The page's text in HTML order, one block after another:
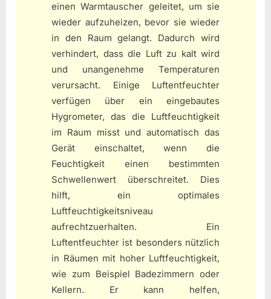
einen Warmtauscher geleitet, um sie
wieder aufzuheizen, bevor sie wieder
in den Raum gelangt. Dadurch wird
verhindert, dass die Luft zu kalt wird
und unangenehme Temperaturen
verursacht. Einige Luftentfeuchter
verfügen über ein eingebautes
Hygrometer, das die Luftfeuchtigkeit
im Raum misst und automatisch das
Gerät einschaltet, wenn die
Feuchtigkeit einen bestimmten
Schwellenwert überschreitet. Dies
hilft, ein optimales
Luftfeuchtigkeitsniveau
aufrechtzuerhalten. Ein
Luftentfeuchter ist besonders nützlich
in Räumen mit hoher Luftfeuchtigkeit,
wie zum Beispiel Badezimmern oder
Kellern. Er kann helfen,